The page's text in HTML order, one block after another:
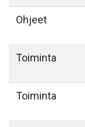
Ohjeet
Toiminta
Toiminta